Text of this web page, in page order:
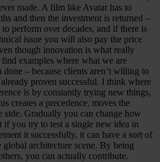
made. A film like Avatar has to
and then the investment is returned –
perform over decades, and if there is
issue you will also pay the price
though innovation is what really
examples where what we are
done – because clients aren’t willing to
proven successful. I think where
is by constantly trying new things,
creates a precedence, moves the
side. Gradually you can change how
if you try to test a single new idea in
it successfully, it can have a sort of
architecture scene. By being
you can actually contribute.